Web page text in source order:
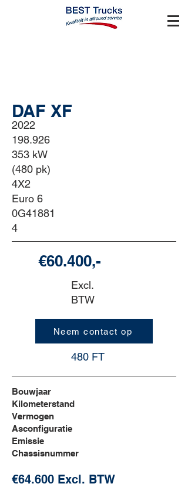
DAF XF
2022
198.926
353 kW
(480 pk)
4X2
Euro 6
0G41881
4
€60.400,-
Excl.
BTW
Neem contact op
480 FT
Bouwjaar
Kilometerstand
Vermogen
Asconfiguratie
Emissie
Chassisnummer
€64.600 Excl. BTW